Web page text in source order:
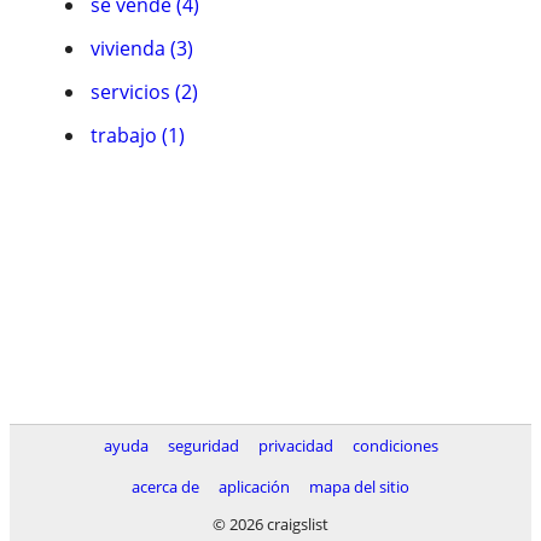
vivienda (3)
servicios (2)
trabajo (1)
ayuda seguridad privacidad
condiciones
acerca de
aplicación
mapa del sitio
© 2026 craigslist